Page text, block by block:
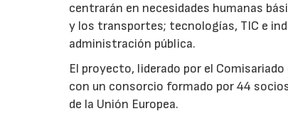
centrarán en necesidades humanas
y los transportes; tecnologías, TIC e
administración pública.
El proyecto, liderado por el
con un consorcio formado por 44
de la Unión Europea.